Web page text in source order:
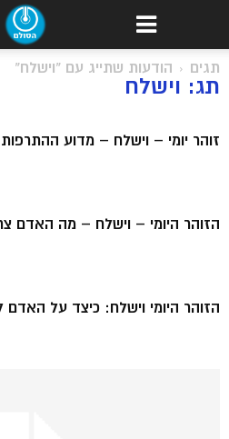
תגים הודעות שתייג עם "וישלח"
תג: וישלח
זוהר יומי – וישלח – מדוע
הזוהר היומי – וישלח – מה האדם
הזוהר היומי וישלח: כיצד על